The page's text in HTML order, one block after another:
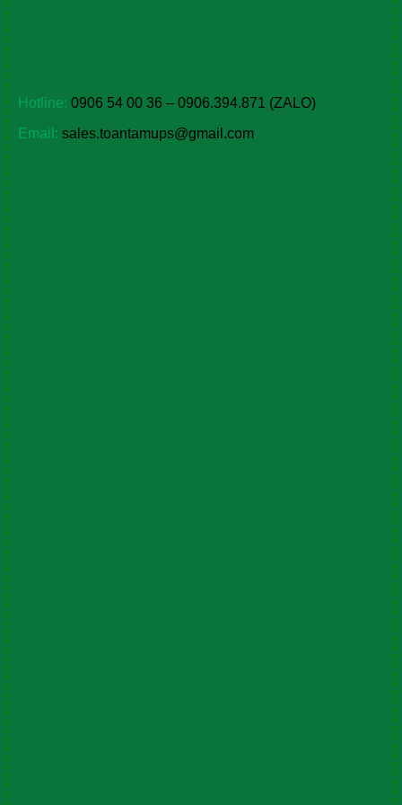
Hotline: 0906 54 00 36 – 0906.394.871 (ZALO)
Email: sales.toantamups@gmail.com